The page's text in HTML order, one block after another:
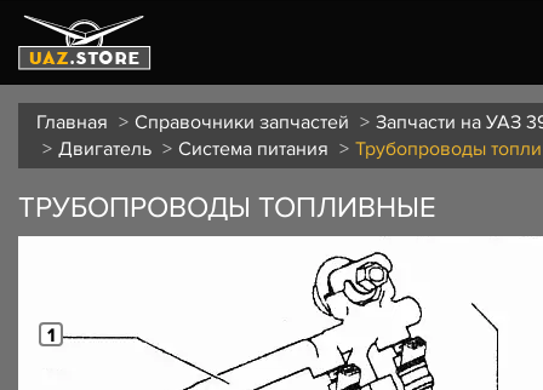
Главная Справочники запчастей
Запчасти на УАЗ
Двигатель
Система питания Трубопроводы
ТРУБОПРОВОДЫ ТОПЛИВНЫЕ
1